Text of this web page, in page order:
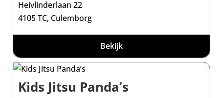
Heivlinderlaan 22
4105 TC, Culemborg
Bekijk
Kids Jitsu Panda’s